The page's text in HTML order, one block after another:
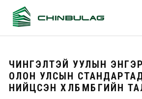
ЧИНГЭЛТЭЙ УУЛЫН
ОЛОН УЛСЫН
НИЙЦСЭН ХӨЛБӨМБӨГИЙН